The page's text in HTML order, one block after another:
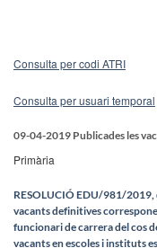
Consulta per codi ATRI
Consulta per usuari temporal
09-04-2019 Publicades les
Primària
RESOLUCIÓ EDU/981/2019,
vacants definitives
funcionari de carrera del cos
vacants en escoles i instituts